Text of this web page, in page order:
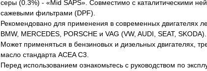
серы (0.3%) - «Mid SAPS». Совместимо с каталитическими
сажевыми фильтрами (DPF).
Рекомендовано для применения в современных двигателях
BMW, MERCEDES, PORSCHE и VAG (VW, AUDI, SEAT, SKODA).
Может применяться в бензиновых и дизельных двигателях,
масло стандарта ACEA С3.
Перед использованием ознакомьтесь с руководством по